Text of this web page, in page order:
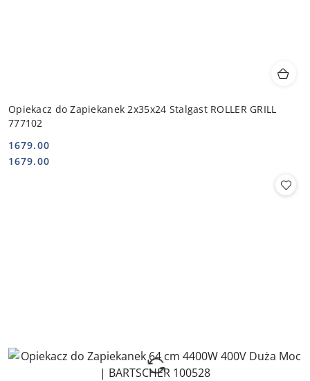
Opiekacz do Zapiekanek 2x35x24 Stalgast ROLLER GRILL
777102
Cena:
1679.00
Cena:
1679.00